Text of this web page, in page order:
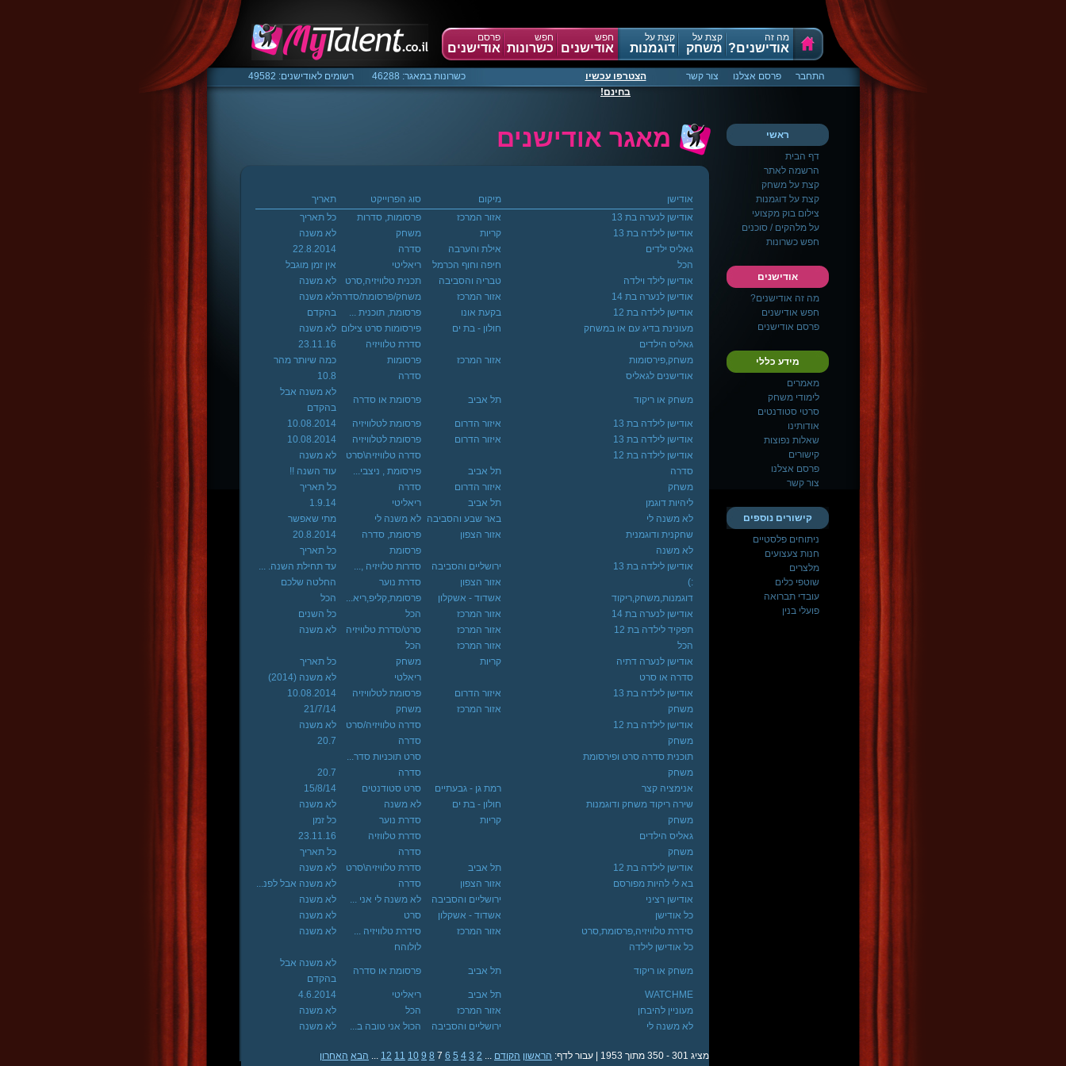
פרסם
אודישנים
חפש
כשרונות
חפש
אודישנים
קצת על
דוגמנות
קצת על
משחק
מה זה
אודישנים?
התחבר פרסם אצלנו צור קשר
הצטרפו עכשיו
בחינם!
כשרונות במאגר: 46288 רשומים לאודישנים: 49582
מאגר אודישנים
אודישן מיקום סוג הפרוייקט
תאריך
אודישן לנערה בת 13
אזור המרכז פרסומות, סדרות
כל תאריך
אודישן לילדה בת 13
קריות משחק
לא משנה
גאליס ילדים
אילת והערבה סדרה
22.8.2014
הכל
חיפה וחוף הכרמל ריאליטי
אין זמן מוגבל
אודישן לילד וילדה
טבריה והסביבה תכנית טלוויזיה,סרט
לא משנה
אודישן לנערה בת 14
אזור המרכז משחק/פרסומת/סדרהלא משנה
אודישן לילדה בת 12
בקעת אונו פרסומת, תוכנית ...
בהקדם
מעונינת בדיג עם או במשחק
חולון - בת ים פירסומות סרט צילום לא משנה
גאליס הילדים
סדרת טלוויזיה
23.11.16
משחק,פירסומות
אזור המרכז פרסומות
כמה שיותר מהר
אודישנים לגאליס
סדרה 10.8
משחק או ריקוד תל אביב פרסומת או סדרה
לא משנה אבל
בהקדם
אודישן לילדה בת 13
איזור הדרום פרסומת לטלוויזיה
10.08.2014
אודישן לילדה בת 13
איזור הדרום פרסומת לטלוויזיה
10.08.2014
אודישן לילדה בת 12
סדרה טלוויזיה\סרט
לא משנה
סדרה
תל אביב פירסומת , ניצבי...
עוד השנה !!
משחק
איזור הדרום סדרה
כל תאריך
ליהיות דוגמן
תל אביב ריאליטי
1.9.14
לא משנה לי
באר שבע והסביבה לא משנה לי
מתי שאפשר
שחקנית ודוגמנית
אזור הצפון פרסומת, סדרה
20.8.2014
לא משנה
פרסומת
כל תאריך
אודישן לילדה בת 13
ירושליים והסביבה סדרות טלויזיה ,...
עד תחילת השנה. ...
:)
אזור הצפון סדרת נוער
החלטה שלכם
דוגמנות,משחק,ריקוד
אשדוד - אשקלון פרסומת,קליפ,ריא...
הכל
אודישן לנערה בת 14
אזור המרכז הכל
כל השנים
תפקיד לילדה בת 12
אזור המרכז סרט/סדרת טלוויזיה
לא משנה
הכל
אזור המרכז
הכל
אודישן לנערה דתיה
קריות משחק
כל תאריך
סדרה או סרט
ריאלטי
לא משנה (2014)
אודישן לילדה בת 13
איזור הדרום פרסומת לטלוויזיה
10.08.2014
משחק
אזור המרכז משחק
21/7/14
אודישן לילדה בת 12
סדרה טלוויזיה/סרט
לא משנה
משחק
סדרה
20.7
תוכנית סדרה סרט ופירסומת
סרט תוכניות סדר...
משחק
סדרה
20.7
אנימציה קצר
רמת גן - גבעתיים סרט סטודנטים
15/8/14
שירה ריקוד משחק ודוגמנות
חולון - בת ים לא משנה
לא משנה
משחק
קריות סדרת נוער
כל זמן
גאליס הילדים
סדרת טלווזיה
23.11.16
משחק
סדרה
כל תאריך
אודישן לילדה בת 12
תל אביב סדרת טלוויזיה\סרט
לא משנה
בא לי להיות מפורסם
אזור הצפון סדרה
לא משנה אבל לפנ...
אודישן רציני
ירושליים והסביבה לא משנה לי אני ...
לא משנה
כל אודישן
אשדוד - אשקלון סרט
לא משנה
סידרת טלוויזיה,פרסומת,סרט
אזור המרכז סידרת טלוויזיה ...
לא משנה
כל אודישן לילדה
לולוהח
משחק או ריקוד תל אביב פרסומת או סדרה
לא משנה אבל
בהקדם
WATCHME
תל אביב ריאליטי
4.6.2014
מעוניין להיבחן
אזור המרכז הכל
לא משנה
לא משנה לי
ירושליים והסביבה הכול אני טובה ב... לא משנה
מציג 301 - 350 מתוך 1953 | עבור לדף: הראשון הקודם ...
2
3
4
5
6
8
9
10
11
12
... הבא האחרון
ראשי
דף הבית
הרשמה לאתר
קצת על משחק
קצת על דוגמנות
צילום בוק מקצועי
על מלהקים / סוכנים
חפש כשרונות
אודישנים
מה זה אודישנים?
חפש אודישנים
פרסם אודישנים
מידע כללי
מאמרים
לימודי משחק
סרטי סטודנטים
אודותינו
שאלות נפוצות
קישורים
פרסם אצלנו
צור קשר
קישורים נוספים
ניתוחים פלסטיים
חנות צעצועים
מלצרים
שוטפי כלים
עובדי תברואה
פועלי בנין